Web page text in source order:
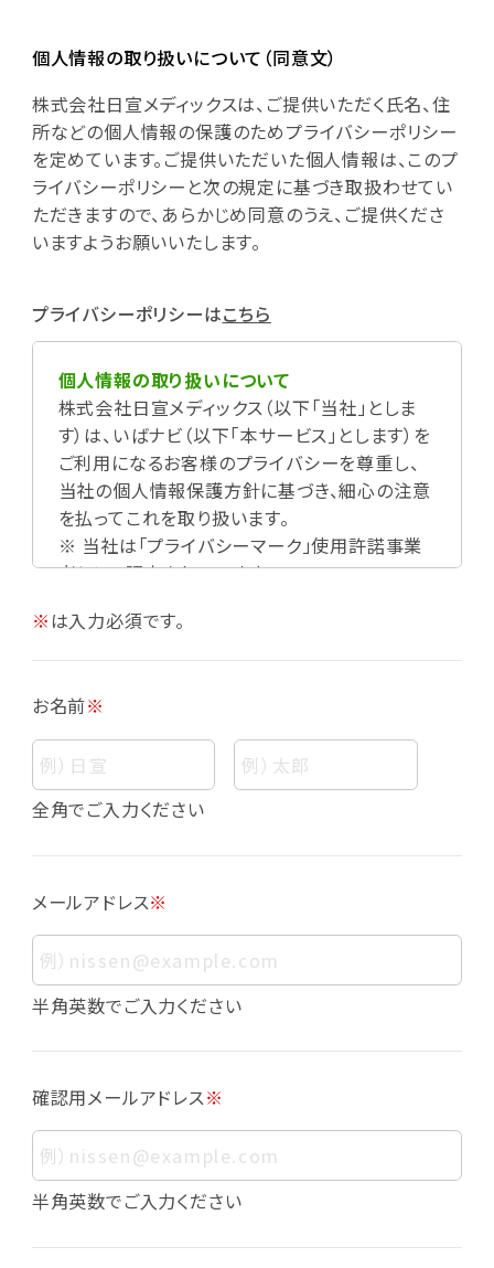
個人情報の取り扱いについて（同意文）
株式会社日宣メディックスは、ご提供いただく氏名、住
所などの個人情報の保護のためプライバシーポリシー
を定めています。ご提供いただいた個人情報は、このプ
ライバシーポリシーと次の規定に基づき取扱わせてい
ただきますので、あらかじめ同意のうえ、ご提供くださ
いますようお願いいたします。
プライバシーポリシーはこちら
個人情報の取り扱いについて
株式会社日宣メディックス（以下「当社」としま
す）は、いばナビ（以下「本サービス」とします）を
ご利用になるお客様のプライバシーを尊重し、
当社の個人情報保護方針に基づき、細心の注意
を払ってこれを取り扱います。
※ 当社は「プライバシーマーク」使用許諾事業
者として認定されています。
個人情報
個人情報とは、お客様個人に関する情報であっ
て、当該情報を構成する氏名、住所、電話番号、
す。また、その情報のみでは識別できない場合で
も、他の情報と容易に照合することで、結果的に
お客様個人を識別できるものも個人情報に含ま
れます。
個人情報の利用目的について
下の通りであり、これらの目的達成の範囲を超
えてお客様の個人情報を利用することはありま
せん。
・会員登録者の個人認証
・会員ポイントプログラムの運営
※は入力必須です。
お名前※
全角でご入力ください
メールアドレス※
半角英数でご入力ください
確認用メールアドレス※
半角英数でご入力ください